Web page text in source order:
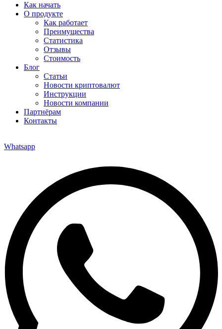
Как начать
О продукте
Как работает
Преимущества
Статистика
Отзывы
Стоимость
Блог
Статьи
Новости криптовалют
Инструкции
Новости компании
Партнёрам
Контакты
Whatsapp